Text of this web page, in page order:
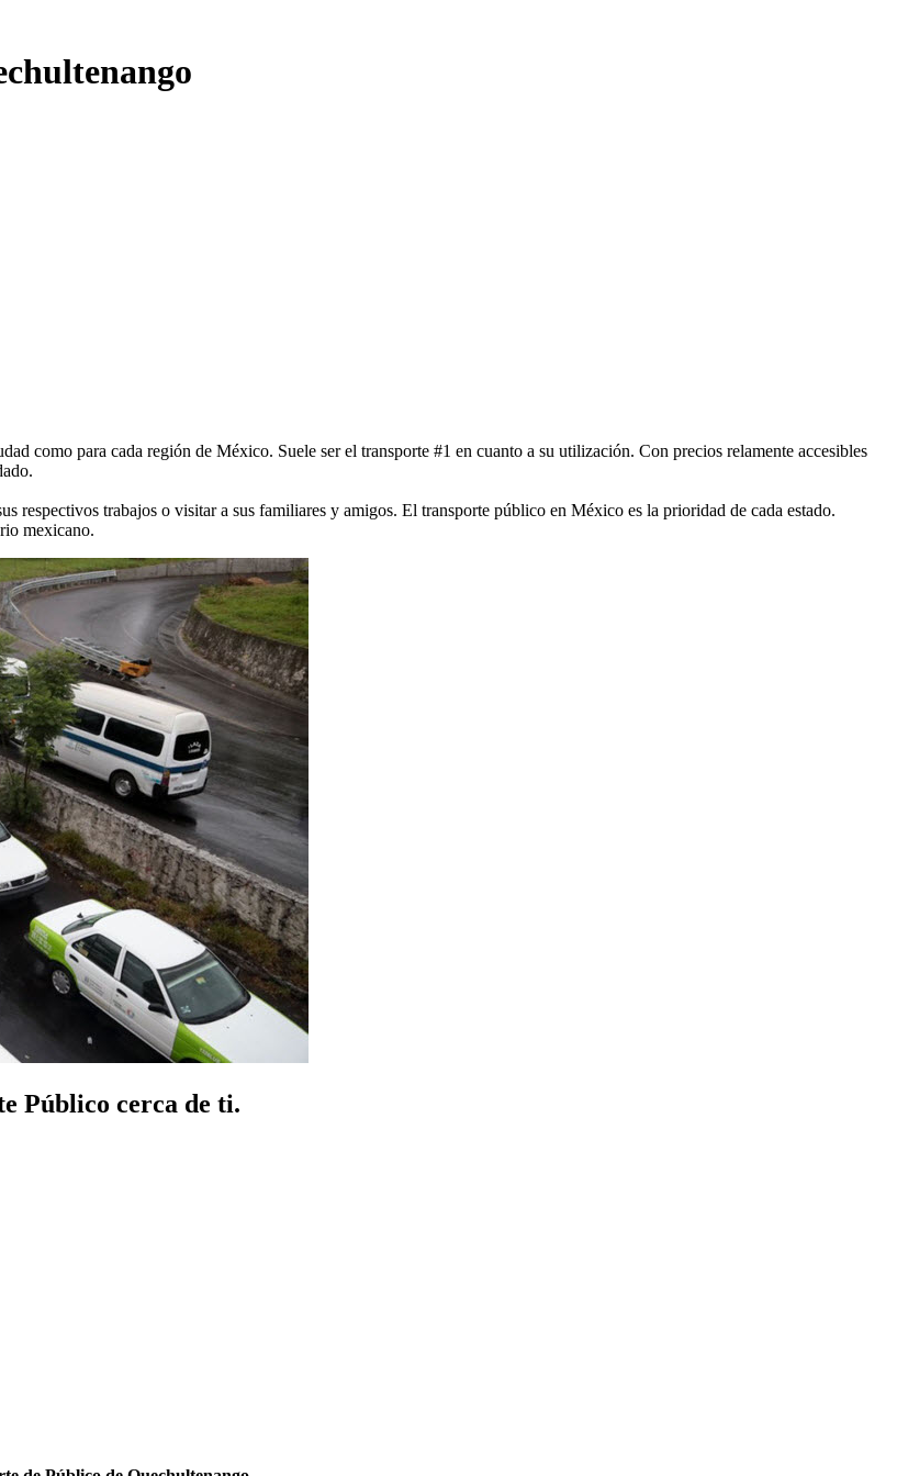
como para cada región de México. Suele ser el transporte #1 en cuanto a su utilización. Con precios relamente accesibles
respectivos trabajos o visitar a sus familiares y amigos. El transporte público en México es la prioridad de cada estado.
mexicano.
Público cerca de ti.